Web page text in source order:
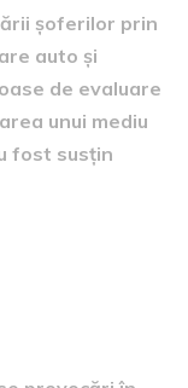
șoferilor prin
auto și
de evaluare
unui mediu
fost susțin